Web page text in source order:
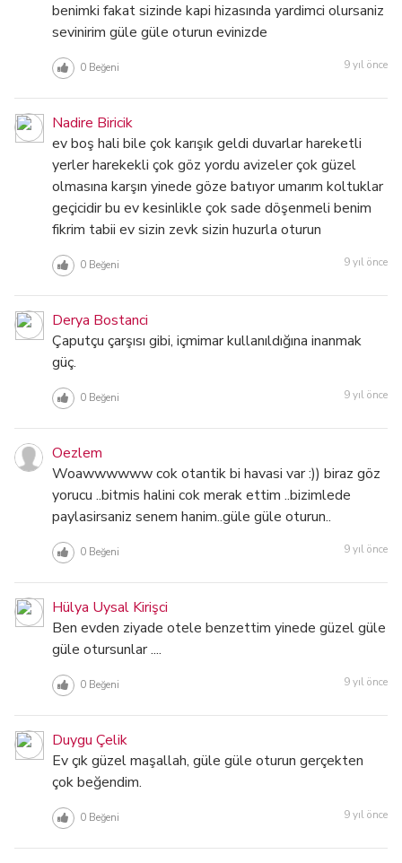
benimki fakat sizinde kapi hizasında yardimci olursaniz
sevinirim güle güle oturun evinizde
0Beğeni 9 yıl önce
Nadire Biricik
ev boş hali bile çok karışık geldi duvarlar hareketli
yerler harekekli çok göz yordu avizeler çok güzel
olmasına karşın yinede göze batıyor umarım koltuklar
geçicidir bu ev kesinlikle çok sade döşenmeli benim
fikrim tabii ev sizin zevk sizin huzurla oturun
0Beğeni 9 yıl önce
Derya Bostanci
Çaputçu çarşısı gibi, içmimar kullanıldığına inanmak
güç.
0Beğeni 9 yıl önce
Oezlem
Woawwwwww cok otantik bi havasi var :)) biraz göz
yorucu ..bitmis halini cok merak ettim ..bizimlede
paylasirsaniz senem hanim..güle güle oturun..
0Beğeni 9 yıl önce
Hülya Uysal Kirişci
Ben evden ziyade otele benzettim yinede güzel güle
güle otursunlar ....
0Beğeni 9 yıl önce
Duygu Çelik
Ev çık güzel maşallah, güle güle oturun gerçekten
çok beğendim.
0Beğeni 9 yıl önce